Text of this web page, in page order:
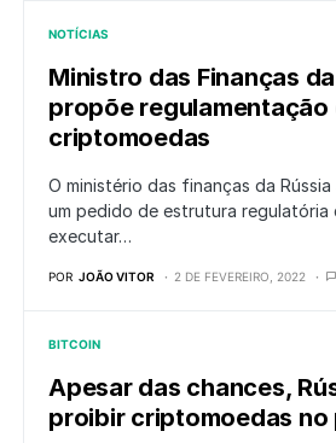
NOTÍCIAS
Ministro das Finanças
propõe regulamentação
criptomoedas
O ministério das finanças da
um pedido de estrutura regulatória
executar…
POR JOÃO VITOR 2 DE FEVEREIRO, 2022
BITCOIN
Apesar das chances,
proibir criptomoedas no